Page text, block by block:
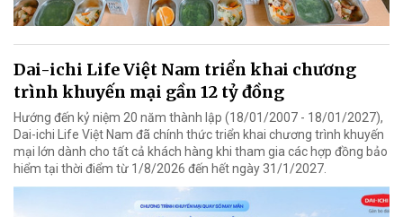
Dai-ichi Life Việt Nam triển khai chương
trình khuyến mại gần 12 tỷ đồng
Hướng đến kỷ niệm 20 năm thành lập (18/01/2007 - 18/01/2027),
Dai-ichi Life Việt Nam đã chính thức triển khai chương trình khuyến
mại lớn dành cho tất cả khách hàng khi tham gia các hợp đồng bảo
hiểm tại thời điểm từ 1/8/2026 đến hết ngày 31/1/2027.